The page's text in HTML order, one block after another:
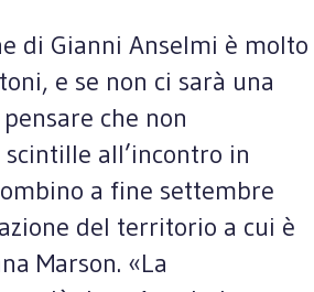
di Gianni Anselmi è molto
e se non ci sarà una
che non
all’incontro in
a fine settembre
del territorio a cui è
Marson. «La